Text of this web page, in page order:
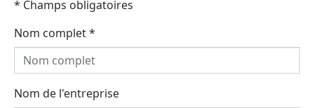
* Champs obligatoires
Nom complet*
Nom de l'entreprise